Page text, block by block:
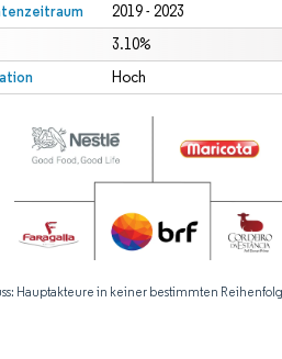
2019 - 2023
3.10%
Hoch
Hauptakteure in keiner bestimmten